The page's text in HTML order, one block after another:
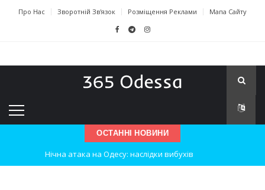
Про Нас Зворотній Зв'язок Розміщення Реклами Мапа Сайту
ОСТАННІ НОВИНИ
Нічна атака на Одесу: наслідки вибухів